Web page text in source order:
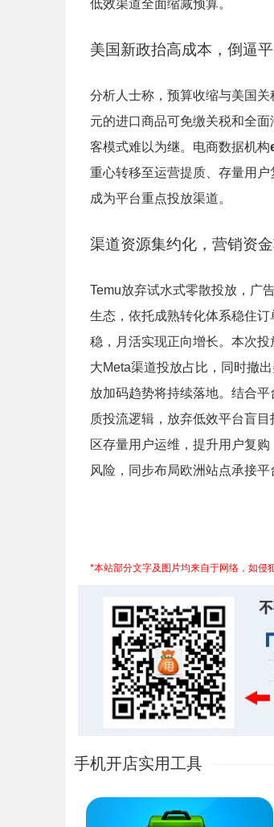
低效渠道全面缩减预算。
美国新政抬高成本，倒逼
分析人士称，预算收缩与美国
元的进口商品可免缴关税和全
客模式难以为继。电商数据机构
重心转移至运营提质、存量用户
成为平台重点投放渠道。
渠道资源集约化，营销资
Temu放弃试水式零散投放，广
生态，依托成熟转化体系稳住订
稳，月活实现正向增长。本次
大Meta渠道投放占比，同时撤
放加码趋势将持续落地。结合
质投流逻辑，放弃低效平台盲
区存量用户运维，提升用户复
风险，同步布局欧洲站点承接
*本站部分文字及图片均来自于网络，如侵
手机开店实用工具